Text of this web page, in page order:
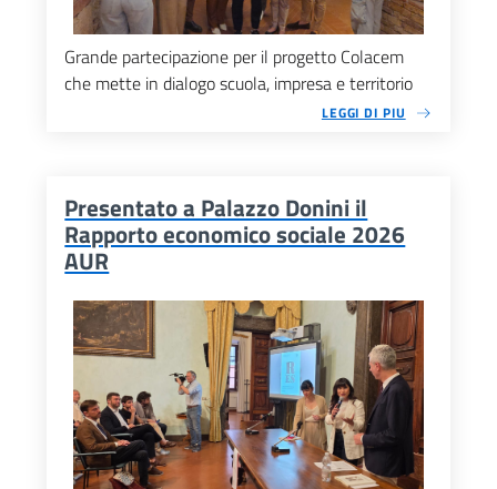
Grande partecipazione per il progetto Colacem
che mette in dialogo scuola, impresa e territorio
LEGGI DI PIU
Presentato a Palazzo Donini il
Rapporto economico sociale 2026
AUR